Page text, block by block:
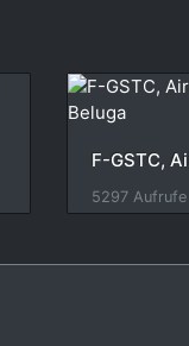
5297 Aufrufe